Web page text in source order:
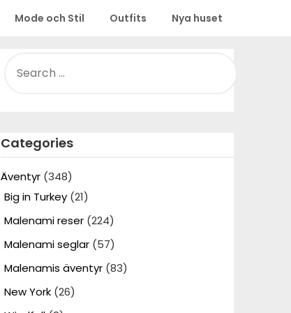
Mode och Stil Outfits Nya huset
FOR:
Categories
Äventyr(348)
Big in Turkey(21)
Malenami reser(224)
Malenami seglar(57)
Malenamis äventyr(83)
New York(26)